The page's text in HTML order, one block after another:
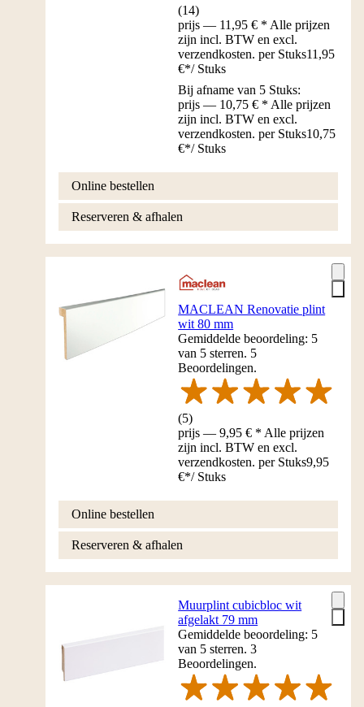
(14)
prijs — 11,95 € * Alle prijzen
zijn incl. BTW en excl.
verzendkosten. per Stuks11,95
€*/ Stuks
Bij afname van 5 Stuks:
prijs — 10,75 € * Alle prijzen
zijn incl. BTW en excl.
verzendkosten. per Stuks10,75
€*/ Stuks
Online bestellen
Reserveren & afhalen
MACLEAN Renovatie plint
wit 80 mm
Gemiddelde beoordeling: 5
van 5 sterren. 5
Beoordelingen.
(5)
prijs — 9,95 € * Alle prijzen
zijn incl. BTW en excl.
verzendkosten. per Stuks9,95
€*/ Stuks
Online bestellen
Reserveren & afhalen
Muurplint cubicbloc wit
afgelakt 79 mm
Gemiddelde beoordeling: 5
van 5 sterren. 3
Beoordelingen.